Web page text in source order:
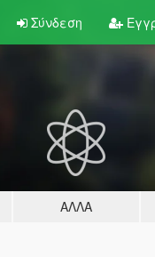
Σύνδεση
ΆΛΛΑ